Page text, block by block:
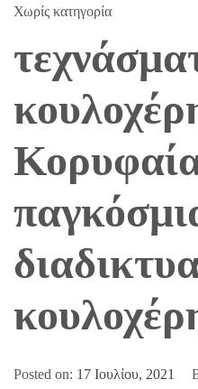
Χωρίς κατηγορία
Posted on: 17 Ιουλίου, 2021